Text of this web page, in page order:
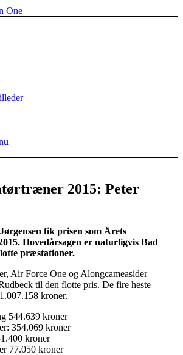
2015: Peter
fik prisen som Årets
Hovedårsagen er naturligvis Bad
præstationer.
Air Force One og Alongcameasider
til den flotte pris. De fire heste
kroner.
544.639 kroner
354.069 kroner
kroner
77.050 kroner